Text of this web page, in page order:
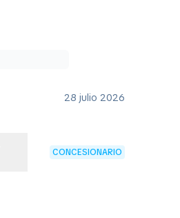
28 julio 2026
CONCESIONARIO